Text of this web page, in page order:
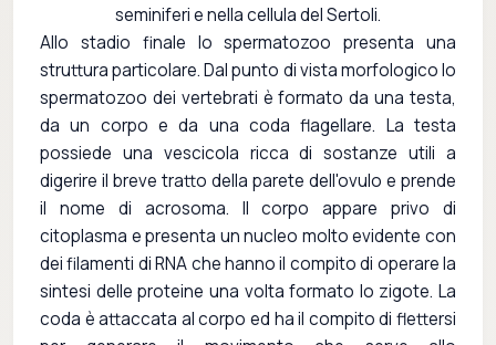
seminiferi e nella cellula del Sertoli.
Allo stadio finale lo spermatozoo presenta una
struttura particolare. Dal punto di vista morfologico lo
spermatozoo dei vertebrati è formato da una testa,
da un corpo e da una coda flagellare. La testa
possiede una vescicola ricca di sostanze utili a
digerire il breve tratto della parete dell'ovulo e prende
il nome di acrosoma. Il corpo appare privo di
citoplasma e presenta un nucleo molto evidente con
dei filamenti di RNA che hanno il compito di operare la
sintesi delle proteine una volta formato lo zigote. La
coda è attaccata al corpo ed ha il compito di flettersi